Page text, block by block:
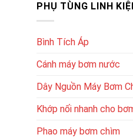
PHỤ TÙNG LINH
Bình Tích Áp
Cánh máy bơm nước
Dây Nguồn Máy Bơm
Khớp nối nhanh cho
Phao máy bơm chìm